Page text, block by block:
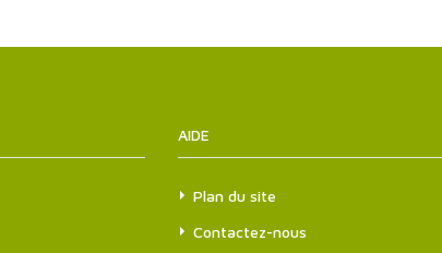
AIDE
Plan du site
Contactez-nous